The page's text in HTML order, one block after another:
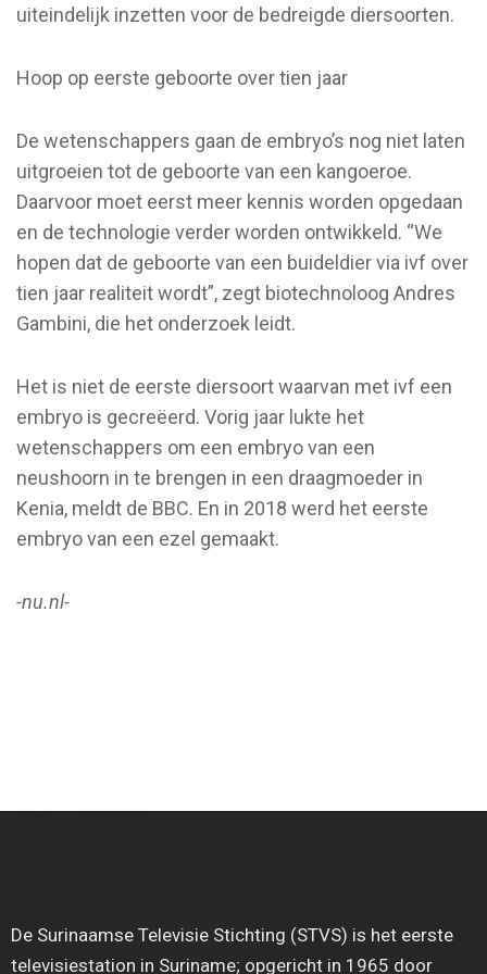
uiteindelijk inzetten voor de bedreigde diersoorten.
Hoop op eerste geboorte over tien jaar
De wetenschappers gaan de embryo’s nog niet laten
uitgroeien tot de geboorte van een kangoeroe.
Daarvoor moet eerst meer kennis worden opgedaan
en de technologie verder worden ontwikkeld. “We
hopen dat de geboorte van een buideldier via ivf over
tien jaar realiteit wordt”, zegt biotechnoloog Andres
Gambini, die het onderzoek leidt.
Het is niet de eerste diersoort waarvan met ivf een
embryo is gecreëerd. Vorig jaar lukte het
wetenschappers om een embryo van een
neushoorn in te brengen in een draagmoeder in
Kenia, meldt de BBC. En in 2018 werd het eerste
embryo van een ezel gemaakt.
-nu.nl-
De Surinaamse Televisie Stichting (STVS) is het eerste
televisiestation in Suriname; opgericht in 1965 door